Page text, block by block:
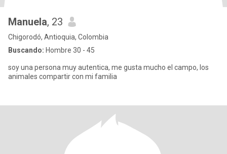
Manuela, 23
Chigorodó, Antioquia, Colombia
Buscando: Hombre 30 - 45
soy una persona muy autentica, me gusta mucho el campo, los
animales compartir con mi familia